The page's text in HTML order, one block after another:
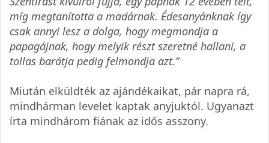
míg megtanította a madárnak. Édesanyánknak így
csak annyi lesz a dolga, hogy megmondja a
papagájnak, hogy melyik részt szeretné hallani, a
tollas barátja pedig felmondja azt.”
Miután elküldték az ajándékaikat, pár napra rá,
mindhárman levelet kaptak anyjuktól. Ugyanazt
írta mindhárom fiának az idős asszony.